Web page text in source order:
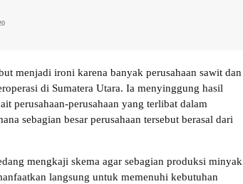
menjadi ironi karena banyak perusahaan sawit dan
di Sumatera Utara. Ia menyinggung hasil
perusahaan-perusahaan yang terlibat dalam
sebagian besar perusahaan tersebut berasal dari
mengkaji skema agar sebagian produksi minyak
langsung untuk memenuhi kebutuhan